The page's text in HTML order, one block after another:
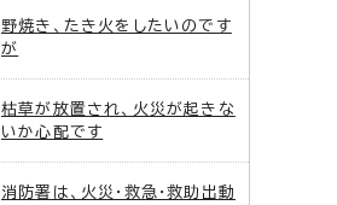
野焼き、たき火をしたいのです
が
枯草が放置され、火災が起きな
いか心配です
消防署は、火災・救急・救助出動